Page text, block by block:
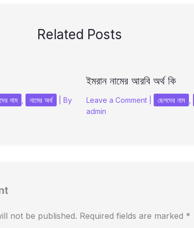
Related Posts
নাম নামের অর্থ
| By
ইমরান নামের আরবি অর্থ কি
Leave a Comment ছেলদের নাম
admin
not be published. Required fields are marked *